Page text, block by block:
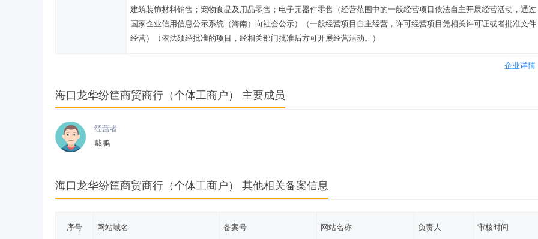
建筑装饰材料销售；宠物食品及用品零售；电子元器件零售（经营范围中的一般经营项目依法自主开展经营活动，通过
国家企业信用信息公示系统（海南）向社会公示）（一般经营项目自主经营，许可经营项目凭相关许可证或者批准文件
经营）（依法须经批准的项目，经相关部门批准后方可开展经营活动。）
企业详情
海口龙华纷筐商贸商行（个体工商户） 主要成员
经营者
戴鹏
海口龙华纷筐商贸商行（个体工商户） 其他相关备案信息
序号 网站域名 备案号 网站名称 负责人 审核时间